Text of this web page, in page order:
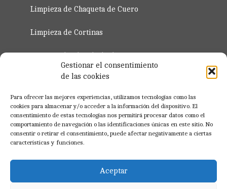
Gestionar el consentimiento
de las cookies
Para ofrecer las mejores experiencias, utilizamos tecnologías como las
cookies para almacenar y/o acceder a la información del dispositivo. El
consentimiento de estas tecnologías nos permitirá procesar datos como el
comportamiento de navegación o las identificaciones únicas en este sitio. No
consentir o retirar el consentimiento, puede afectar negativamente a ciertas
características y funciones.
Aceptar
Limpieza de Chaqueta de Cuero
Limpieza de Cortinas
Registrate Ahora
BLOG